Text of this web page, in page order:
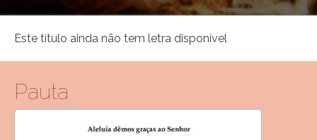
Este título ainda não tem letra disponível
Pauta